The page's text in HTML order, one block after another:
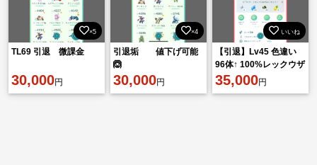
×5
TL69 引退 微課金
30,000円
×4
引退垢 値下げ可能
🙆
30,000円
いいね
【引退】Lv45 色違い
96体↑ 100%レックウザ
色違い伝説多数 コスチ
ューム有
35,000円